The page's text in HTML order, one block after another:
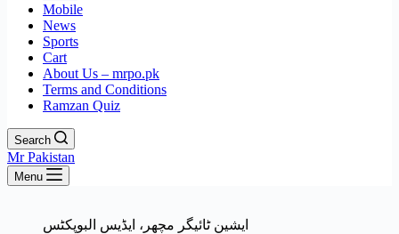
Mobile
News
Sports
Cart
About Us – mrpo.pk
Terms and Conditions
Ramzan Quiz
Search
Mr Pakistan
Menu
ایشین ٹائیگر مچھر، ایڈیس البوپکٹس